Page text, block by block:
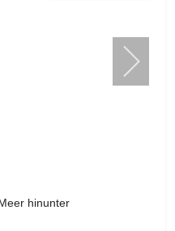
hinunter